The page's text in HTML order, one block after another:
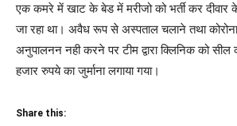
एक कमरे में खाट के बेड में मरीजो को भर्ती कर दीवार
जा रहा था। अवैध रूप से अस्पताल चलाने तथा
अनुपालनन नही करने पर टीम द्वारा क्लिनिक को
हजार रुपये का जुर्माना लगाया गया।
Share this: